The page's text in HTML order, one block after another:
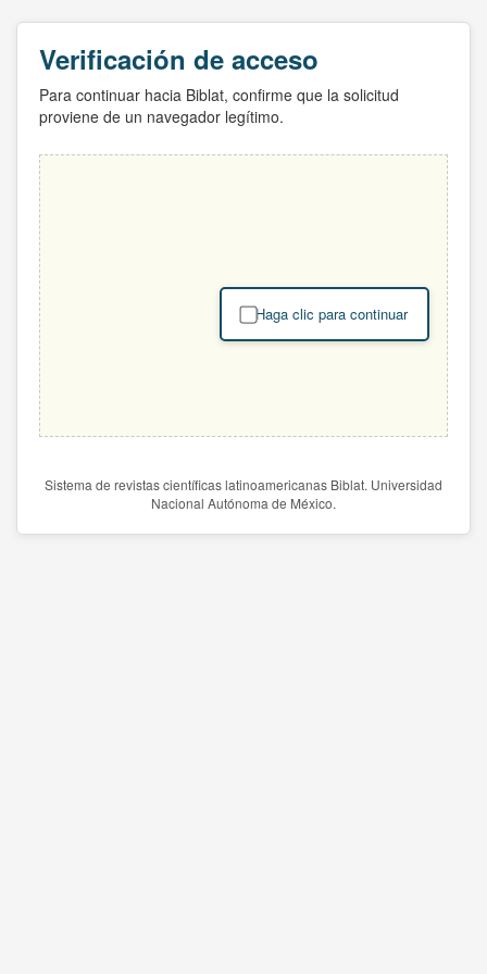
Verificación de acceso
Para continuar hacia Biblat, confirme que la solicitud
proviene de un navegador legítimo.
Haga clic para continuar
Sistema de revistas científicas latinoamericanas Biblat. Universidad
Nacional Autónoma de México.